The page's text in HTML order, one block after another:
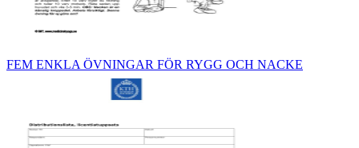
FEM ENKLA ÖVNINGAR FÖR RYGG OCH NACKE